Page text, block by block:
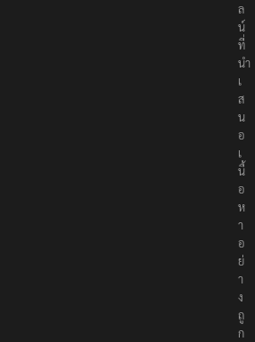
ล
น์
ที่
นำ
เ
ส
น
อ
เ
นื้
อ
ห
า
อ
ย่
า
ง
ถู
ก